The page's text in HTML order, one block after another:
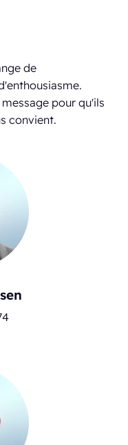
de
pour qu'ils
convient.